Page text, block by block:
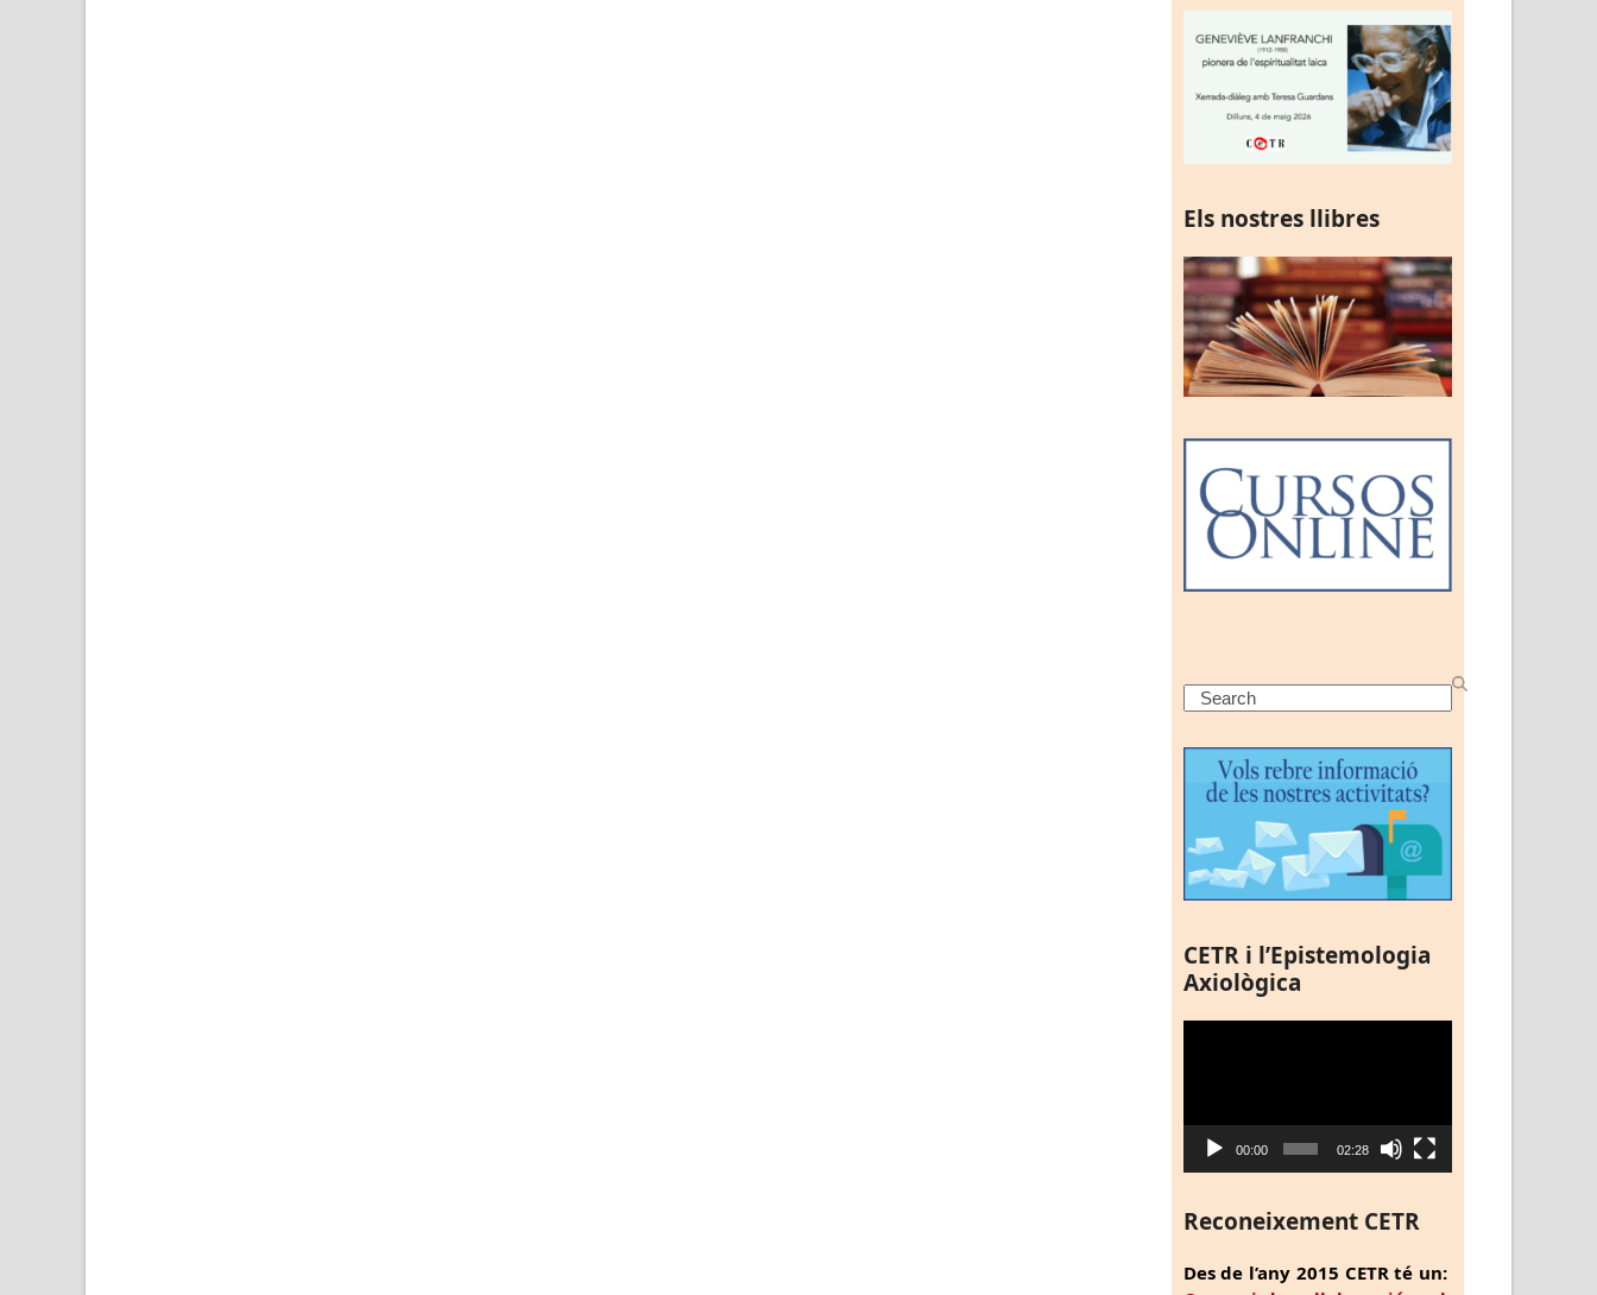
Els nostres llibres
Search
CETR i l’Epistemologia
Axiològica
00:00 02:28
Reconeixement CETR
Des de l’any 2015 CETR té un: